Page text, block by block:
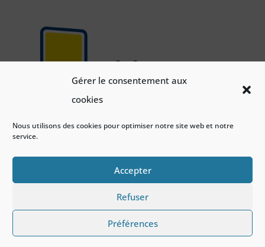
Gérer le consentement aux
cookies
Nous utilisons des cookies pour optimiser notre site web et notre
service.
Accepter
Refuser
Préférences